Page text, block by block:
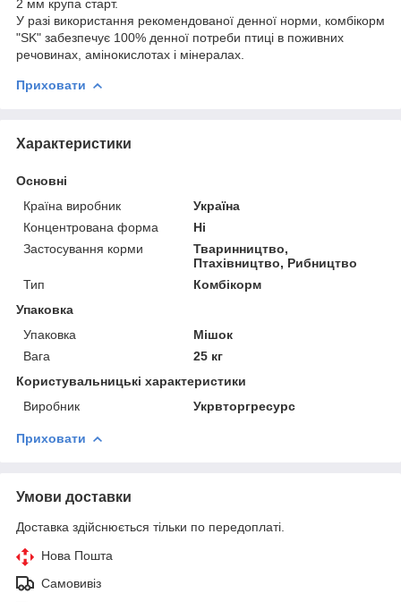
2 мм крупа старт.
У разі використання рекомендованої денної норми, комбікорм
"SK" забезпечує 100% денної потреби птиці в поживних
речовинах, амінокислотах і мінералах.
Приховати
Характеристики
Основні
Країна виробник
Україна
Концентрована форма
Ні
Застосування корми
Тваринництво,
Птахівництво, Рибництво
Тип
Комбікорм
Упаковка
Упаковка
Мішок
Вага
25 кг
Користувальницькі характеристики
Виробник
Укрвторгресурс
Приховати
Умови доставки
Доставка здійснюється тільки по передоплаті.
Нова Пошта
Самовивіз